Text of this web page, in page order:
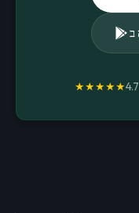
★★★★★4.7